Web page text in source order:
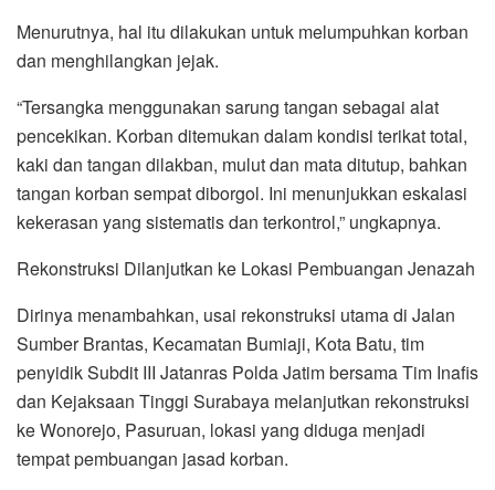
Menurutnya, hal itu dilakukan untuk melumpuhkan korban
dan menghilangkan jejak.
“Tersangka menggunakan sarung tangan sebagai alat
pencekikan. Korban ditemukan dalam kondisi terikat total,
kaki dan tangan dilakban, mulut dan mata ditutup, bahkan
tangan korban sempat diborgol. Ini menunjukkan eskalasi
kekerasan yang sistematis dan terkontrol,” ungkapnya.
Rekonstruksi Dilanjutkan ke Lokasi Pembuangan Jenazah
Dirinya menambahkan, usai rekonstruksi utama di Jalan
Sumber Brantas, Kecamatan Bumiaji, Kota Batu, tim
penyidik Subdit III Jatanras Polda Jatim bersama Tim Inafis
dan Kejaksaan Tinggi Surabaya melanjutkan rekonstruksi
ke Wonorejo, Pasuruan, lokasi yang diduga menjadi
tempat pembuangan jasad korban.